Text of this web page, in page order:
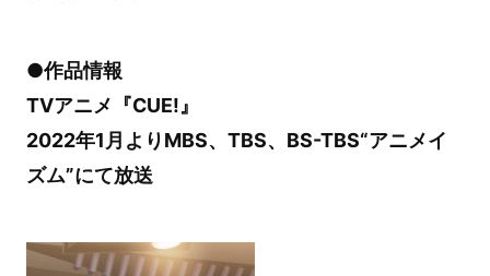
●作品情報
TVアニメ『CUE!』
2022年1月よりMBS、TBS、BS-TBS“アニメイ
ズム”にて放送